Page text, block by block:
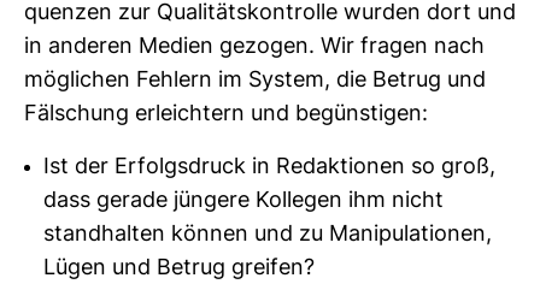
quenzen zur Qua­li­täts­kon­trolle wurden dort und
in anderen Medien gezogen. Wir fragen nach
mög­li­chen Feh­lern im System, die Betrug und
Fäl­schung erleich­tern und begüns­tigen:
Ist der Erfolgsdruck in Redaktionen so groß,
dass gerade jüngere Kollegen ihm nicht
standhalten können und zu Manipulationen,
Lügen und Betrug greifen?